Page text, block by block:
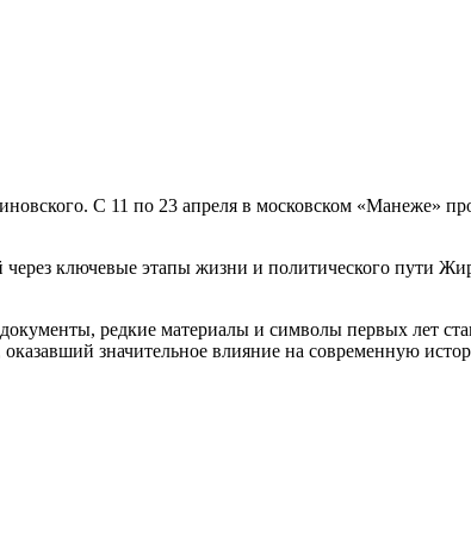
С 11 по 23 апреля в московском «Манеже»
ключевые этапы жизни и политического пути
редкие материалы и символы первых лет
значительное влияние на современную